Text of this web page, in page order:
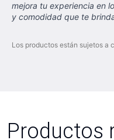
mejora tu experiencia en
y comodidad que te
Los productos están sujetos a
Productos